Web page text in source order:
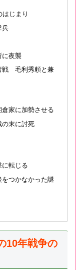
じまり
兵
夜襲
戦 毛利秀頼と兼
家に加勢させる
末に討死
転じる
つかなかった謎
10年戦争の